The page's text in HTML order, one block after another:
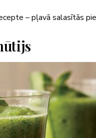
– pļavā salasītās